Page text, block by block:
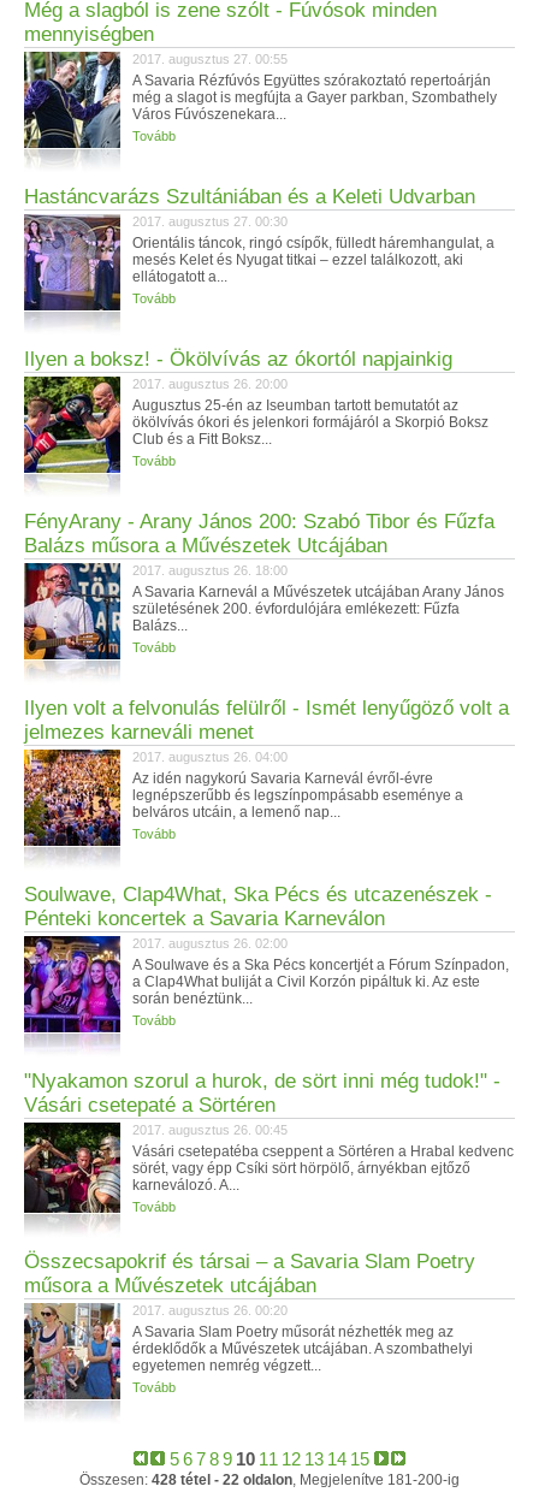
Még a slagból is zene szólt - Fúvósok minden
mennyiségben
2017. augusztus 27. 00:55
A Savaria Rézfúvós Együttes szórakoztató repertoárján
még a slagot is megfújta a Gayer parkban, Szombathely
Város Fúvószenekara...
Tovább
Hastáncvarázs Szultániában és a Keleti Udvarban
2017. augusztus 27. 00:30
Orientális táncok, ringó csípők, fülledt háremhangulat, a
mesés Kelet és Nyugat titkai – ezzel találkozott, aki
ellátogatott a...
Tovább
Ilyen a boksz! - Ökölvívás az ókortól napjainkig
2017. augusztus 26. 20:00
Augusztus 25-én az Iseumban tartott bemutatót az
ökölvívás ókori és jelenkori formájáról a Skorpió Boksz
Club és a Fitt Boksz...
Tovább
FényArany - Arany János 200: Szabó Tibor és Fűzfa
Balázs műsora a Művészetek Utcájában
2017. augusztus 26. 18:00
A Savaria Karnevál a Művészetek utcájában Arany János
születésének 200. évfordulójára emlékezett: Fűzfa
Balázs...
Tovább
Ilyen volt a felvonulás felülről - Ismét lenyűgöző volt a
jelmezes karneváli menet
2017. augusztus 26. 04:00
Az idén nagykorú Savaria Karnevál évről-évre
legnépszerűbb és legszínpompásabb eseménye a
belváros utcáin, a lemenő nap...
Tovább
Soulwave, Clap4What, Ska Pécs és utcazenészek -
Pénteki koncertek a Savaria Karneválon
2017. augusztus 26. 02:00
A Soulwave és a Ska Pécs koncertjét a Fórum Színpadon,
a Clap4What buliját a Civil Korzón pipáltuk ki. Az este
során benéztünk...
Tovább
"Nyakamon szorul a hurok, de sört inni még tudok!" -
Vásári csetepaté a Sörtéren
2017. augusztus 26. 00:45
Vásári csetepatéba cseppent a Sörtéren a Hrabal kedvenc
sörét, vagy épp Csíki sört hörpölő, árnyékban ejtőző
karneválozó. A...
Tovább
Összecsapokrif és társai – a Savaria Slam Poetry
műsora a Művészetek utcájában
2017. augusztus 26. 00:20
A Savaria Slam Poetry műsorát nézhették meg az
érdeklődők a Művészetek utcájában. A szombathelyi
egyetemen nemrég végzett...
Tovább
56789 10 11 12 13 14 15
Összesen: 428 tétel - 22 oldalon, Megjelenítve 181-200-ig